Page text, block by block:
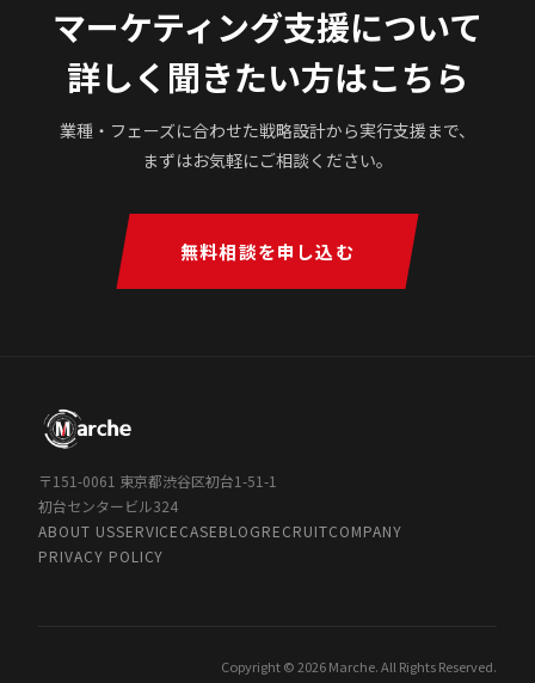
マーケティング支援について
詳しく聞きたい方はこちら
業種・フェーズに合わせた戦略設計から実行支援まで、
まずはお気軽にご相談ください。
無料相談を申し込む
〒151-0061 東京都渋谷区初台1-51-1
初台センタービル324
ABOUT USSERVICECASEBLOGRECRUITCOMPANY
PRIVACY POLICY
Copyright © 2026 Marche. All Rights Reserved.